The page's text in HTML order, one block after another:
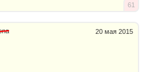
61
20 мая 2015